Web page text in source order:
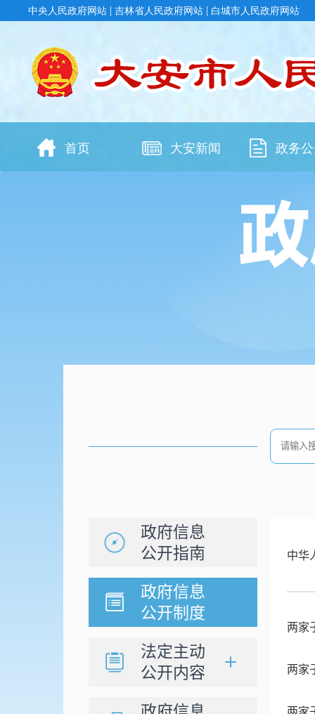
政府信息
公开指南
政府信息
公开制度
法定主动
公开内容
中华
两家
两家
两家